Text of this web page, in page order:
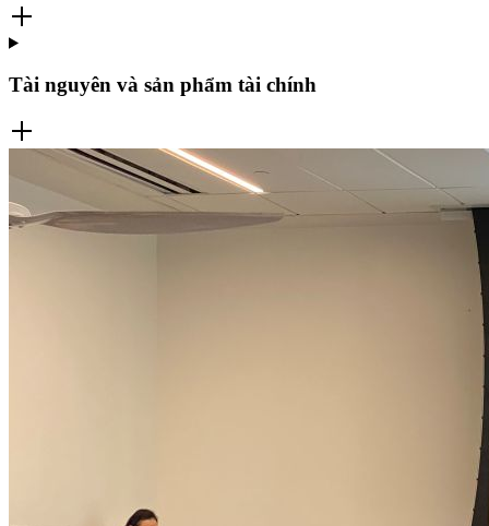
Tài nguyên và sản phẩm tài chính